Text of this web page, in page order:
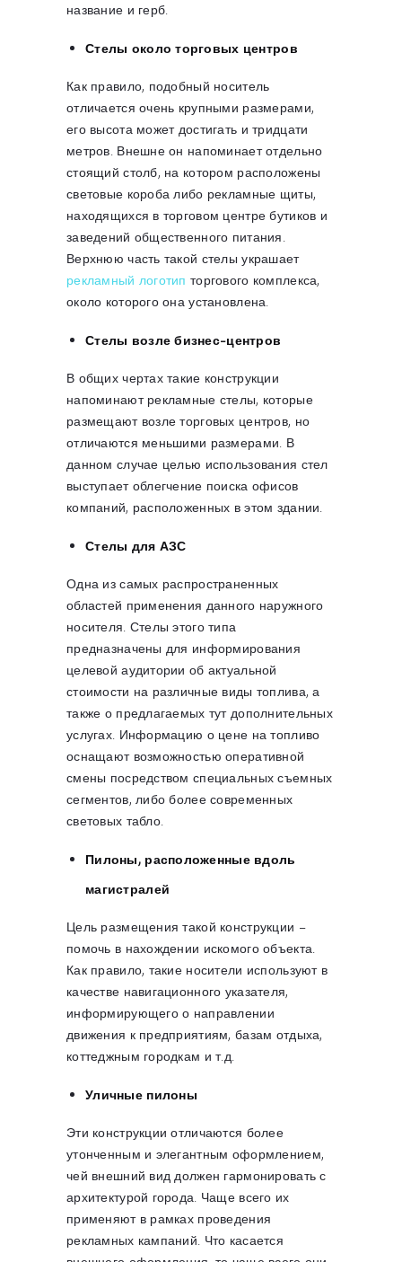
название и герб.
Стелы около торговых центров
Как правило, подобный носитель
отличается очень крупными размерами,
его высота может достигать и тридцати
метров. Внешне он напоминает отдельно
стоящий столб, на котором расположены
световые короба либо рекламные щиты,
находящихся в торговом центре бутиков и
заведений общественного питания.
Верхнюю часть такой стелы украшает
рекламный логотип торгового комплекса,
около которого она установлена.
Стелы возле бизнес-центров
В общих чертах такие конструкции
напоминают рекламные стелы, которые
размещают возле торговых центров, но
отличаются меньшими размерами. В
данном случае целью использования стел
выступает облегчение поиска офисов
компаний, расположенных в этом здании.
Стелы для АЗС
Одна из самых распространенных
областей применения данного наружного
носителя. Стелы этого типа
предназначены для информирования
целевой аудитории об актуальной
стоимости на различные виды топлива, а
также о предлагаемых тут дополнительных
услугах. Информацию о цене на топливо
оснащают возможностью оперативной
смены посредством специальных съемных
сегментов, либо более современных
световых табло.
Пилоны, расположенные вдоль
магистралей
Цель размещения такой конструкции –
помочь в нахождении искомого объекта.
Как правило, такие носители используют в
качестве навигационного указателя,
информирующего о направлении
движения к предприятиям, базам отдыха,
коттеджным городкам и т.д.
Уличные пилоны
Эти конструкции отличаются более
утонченным и элегантным оформлением,
чей внешний вид должен гармонировать с
архитектурой города. Чаще всего их
применяют в рамках проведения
рекламных кампаний. Что касается